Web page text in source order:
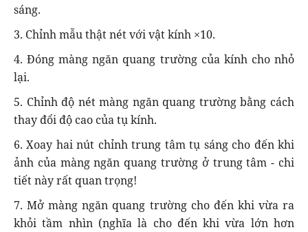
sáng.
3. Chỉnh mẫu thật nét với vật kính ×10.
4. Đóng màng ngăn quang trường của kính cho nhỏ
lại.
5. Chỉnh độ nét màng ngăn quang trường bằng cách
thay đổi độ cao của tụ kính.
6. Xoay hai nút chỉnh trung tâm tụ sáng cho đến khi
ảnh của màng ngăn quang trường ở trung tâm - chi
tiết này rất quan trọng!
7. Mở màng ngăn quang trường cho đến khi vừa ra
khỏi tầm nhìn (nghĩa là cho đến khi vừa lớn hơn